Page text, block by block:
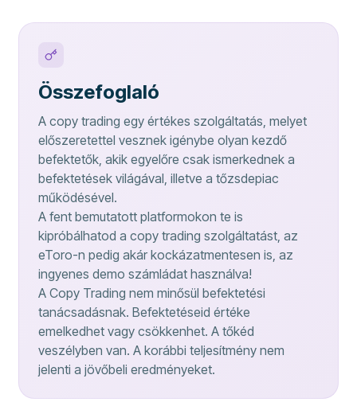
Összefoglaló
A copy trading egy értékes szolgáltatás, melyet
előszeretettel vesznek igénybe olyan kezdő
befektetők, akik egyelőre csak ismerkednek a
befektetések világával, illetve a tőzsdepiac
működésével.
A fent bemutatott platformokon te is
kipróbálhatod a copy trading szolgáltatást, az
eToro-n pedig akár kockázatmentesen is, az
ingyenes demo számládat használva!
A Copy Trading nem minősül befektetési
tanácsadásnak. Befektetéseid értéke
emelkedhet vagy csökkenhet. A tőkéd
veszélyben van. A korábbi teljesítmény nem
jelenti a jövőbeli eredményeket.